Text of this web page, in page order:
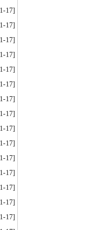
17]
17]
17]
17]
17]
17]
17]
17]
17]
17]
17]
17]
17]
17]
17]